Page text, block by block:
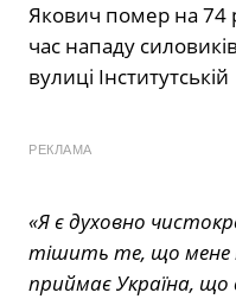
Якович помер на 74
час нападу
вулиці
РЕКЛАМА
«Я є духовно
тішить те, що мене
приймає Україна, що